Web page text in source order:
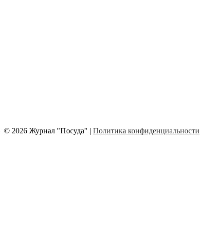
© 2026 Журнал "Посуда" | Политика конфиденциальности